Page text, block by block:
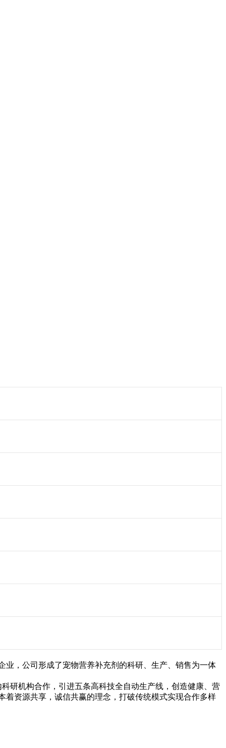
，公司形成了宠物营养补充剂的科研、生产、销售为一体
机构合作，引进五条高科技全自动生产线，创造健康、营
资源共享，诚信共赢的理念，打破传统模式实现合作多样